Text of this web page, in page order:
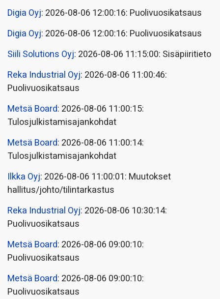
Digia Oyj: 2026-08-06 12:00:16: Puolivuosikatsaus
Digia Oyj: 2026-08-06 12:00:16: Puolivuosikatsaus
Siili Solutions Oyj: 2026-08-06 11:15:00: Sisäpiiritieto
Reka Industrial Oyj: 2026-08-06 11:00:46:
Puolivuosikatsaus
Metsä Board: 2026-08-06 11:00:15:
Tulosjulkistamisajankohdat
Metsä Board: 2026-08-06 11:00:14:
Tulosjulkistamisajankohdat
Ilkka Oyj: 2026-08-06 11:00:01: Muutokset
hallitus/johto/tilintarkastus
Reka Industrial Oyj: 2026-08-06 10:30:14:
Puolivuosikatsaus
Metsä Board: 2026-08-06 09:00:10:
Puolivuosikatsaus
Metsä Board: 2026-08-06 09:00:10:
Puolivuosikatsaus